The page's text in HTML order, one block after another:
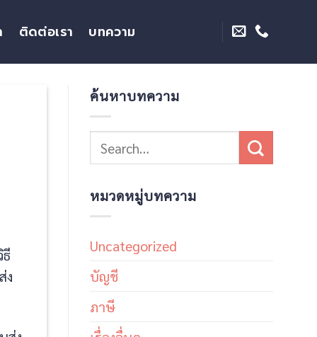
ติดต่อเรา บทความ
ง
ค้นหาบทความ
หมวดหมู่บทความ
Uncategorized
บัญชี
ภาษี